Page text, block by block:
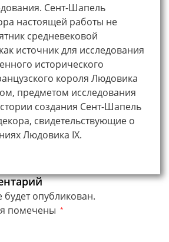
Сент-Шапель
настоящей работы не
средневековой
источник для исследования
исторического
короля Людовика
предметом исследования
создания Сент-Шапель
свидетельствующие о
Людовика IX.
опубликован.
помечены *